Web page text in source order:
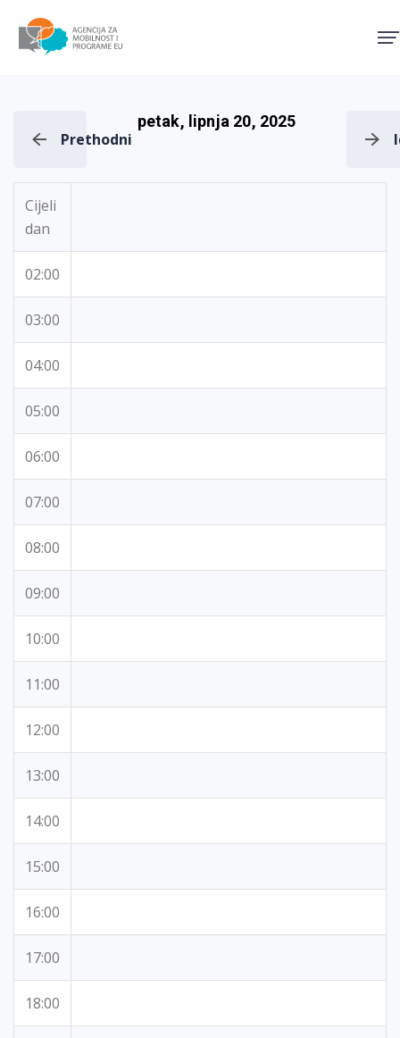
Prethodni
petak, lipnja 20, 2025
Cijeli
dan
02:00
03:00
04:00
05:00
06:00
07:00
08:00
09:00
10:00
11:00
12:00
13:00
14:00
15:00
16:00
17:00
18:00